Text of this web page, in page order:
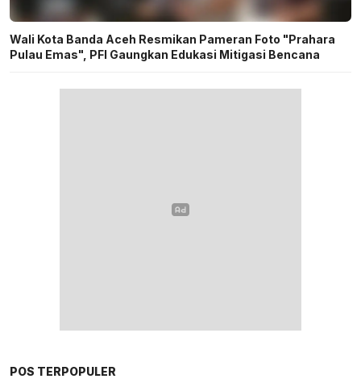
Wali Kota Banda Aceh Resmikan Pameran Foto "Prahara
Pulau Emas", PFI Gaungkan Edukasi Mitigasi Bencana
POS TERPOPULER